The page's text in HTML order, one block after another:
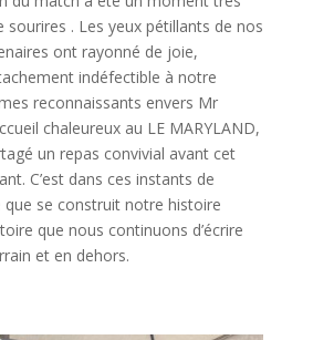
sourires . Les yeux pétillants de nos
ont rayonné de joie,
indéfectible à notre
reconnaissants envers Mr
chaleureux au LE MARYLAND,
un repas convivial avant cet
C’est dans ces instants de
que se construit notre histoire
que nous continuons d’écrire
et en dehors.